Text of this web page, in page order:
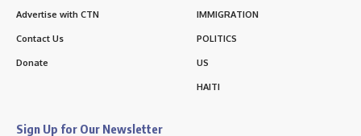
Advertise with CTN
Contact Us
Donate
IMMIGRATION
POLITICS
US
HAITI
Sign Up for Our Newsletter